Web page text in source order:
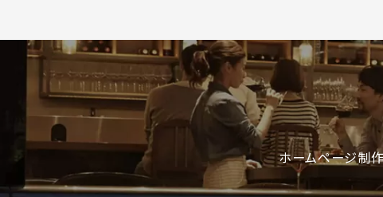
ホームページ制